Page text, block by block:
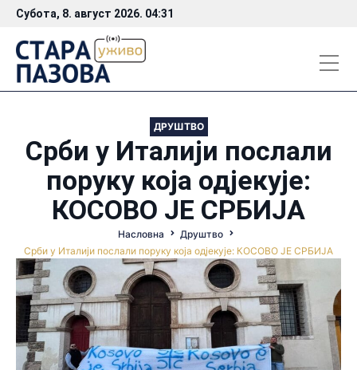
Субота, 8. август 2026. 04:31
ДРУШТВО
Срби у Италији послали
поруку која одјекује:
КОСОВО ЈЕ СРБИЈА
Насловна
Друштво
Срби у Италији послали поруку која одјекује: КОСОВО ЈЕ СРБИЈА